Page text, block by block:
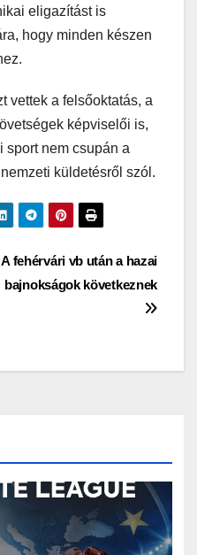
eligazítást is
hogy minden készen
vettek a felsőoktatás, a
képviselői is,
sport nem csupán a
küldetésről szól.
A fehérvári vb után a hazai
bajnokságok következnek